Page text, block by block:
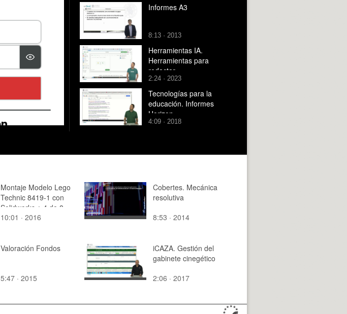
Informes A3
8:13 · 2013
Herramientas IA.
Herramientas para
redactar
2:24 · 2023
Tecnologías para la
educación. Informes
Horizon
4:09 · 2018
Montaje Modelo Lego
Technic 8419-1 con
Solidworks ¿ 4 de 8 -
no audio
10:01 · 2016
Cobertes. Mecánica
resolutiva
8:53 · 2014
Valoración Fondos
5:47 · 2015
iCAZA. Gestión del
gabinete cinegético
2:06 · 2017